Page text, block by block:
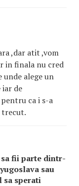
,dar atit ,vom
in finala nu cred
unde alege un
iar de
ca i s-a
trecut.
fii parte dintr-
sau
sa sperati